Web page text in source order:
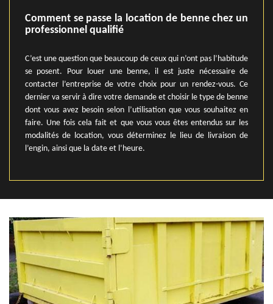
Comment se passe la location de benne chez un
professionnel qualifié
C’est une question que beaucoup de ceux qui n’ont pas l’habitude
se posent. Pour louer une benne, il est juste nécessaire de
contacter l’entreprise de votre choix pour un rendez-vous. Ce
dernier va servir à dire votre demande et choisir le type de benne
dont vous avez besoin selon l’utilisation que vous souhaitez en
faire. Une fois cela fait et que vous vous êtes entendus sur les
modalités de location, vous déterminez le lieu de livraison de
l’engin, ainsi que la date et l’heure.